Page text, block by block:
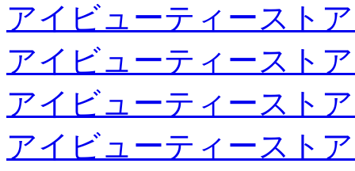
アイビューティースト
アイビューティースト
アイビューティースト
アイビューティースト